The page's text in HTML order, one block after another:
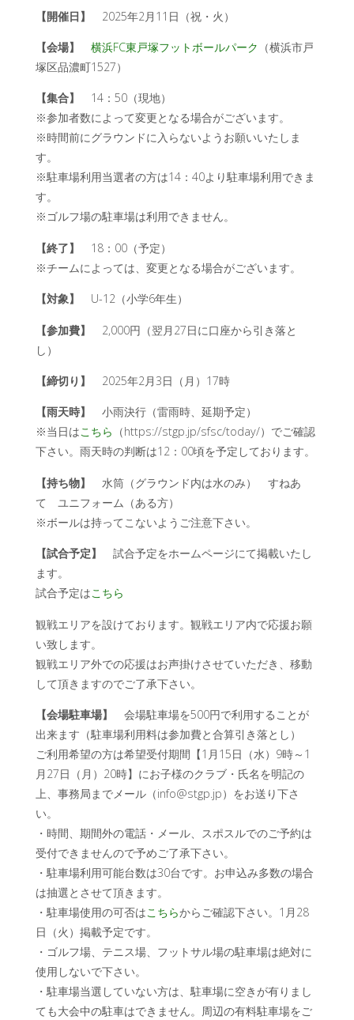
【開催日】 2025年2月11日（祝・火）
【会場】 横浜FC東戸塚フットボールパーク （横浜市戸
塚区品濃町1527）
【集合】
14：50（現地）
※参加者数によって変更となる場合がございます。
※時間前にグラウンドに入らないようお願いいたしま
す。
※駐車場利用当選者の方は14：40より駐車場利用できま
す。
※ゴルフ場の駐車場は利用できません。
【終了】
18：00（予定）
※チームによっては、変更となる場合がございます。
【対象】 U-12（小学6年生）
【参加費】
2,000円（翌月27日に口座から引き落と
し）
【締切り】 2025年2月3日（月）17時
【雨天時】
小雨決行（雷雨時、延期予定）
※当日はこちら （https://stgp.jp/sfsc/today/）でご確認
下さい。雨天時の判断は12：00頃を予定しております。
【持ち物】
水筒（グラウンド内は水のみ） すねあ
て ユニフォーム（ある方）
※ボールは持ってこないようご注意下さい。
【試合予定】
試合予定をホームページにて掲載いたし
ます。
試合予定はこちら
観戦エリアを設けております。観戦エリア内で応援お願
い致します。
観戦エリア外での応援はお声掛けさせていただき、移動
して頂きますのでご了承下さい。
【会場駐車場】
会場駐車場を500円で利用することが
出来ます（駐車場利用料は参加費と合算引き落とし）
ご利用希望の方は希望受付期間【1月15日（水）9時～1
月27日（月）20時】にお子様のクラブ・氏名を明記の
上、事務局までメール（info@stgp.jp）をお送り下さ
い。
・時間、期間外の電話・メール、スポスルでのご予約は
受付できませんので予めご了承下さい。
・駐車場利用可能台数は30台です。お申込み多数の場合
は抽選とさせて頂きます。
・駐車場使用の可否はこちらからご確認下さい。1月28
日（火）掲載予定です。
・ゴルフ場、テニス場、フットサル場の駐車場は絶対に
使用しないで下さい。
・駐車場当選していない方は、駐車場に空きが有りまし
ても大会中の駐車はできません。周辺の有料駐車場をご